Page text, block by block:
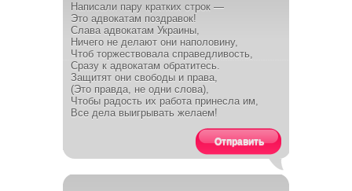
Написали пару кратких строк —
Это адвокатам поздравок!
Слава адвокатам Украины,
Ничего не делают они наполовину,
Чтоб торжествовала справедливость,
Сразу к адвокатам обратитесь.
Защитят они свободы и права,
(Это правда, не одни слова),
Чтобы радость их работа принесла им,
Все дела выигрывать желаем!
Отправить